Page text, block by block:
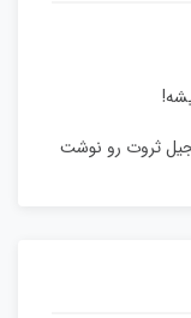
ثروت رو نوشت